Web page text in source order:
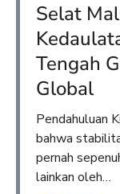
Selat
Tengah
Global
Pendahuluan
bahwa
pernah
lainkan oleh…